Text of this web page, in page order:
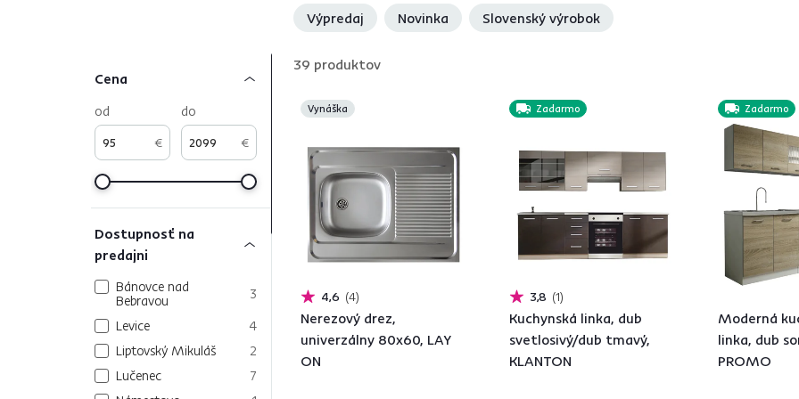
Výpredaj Novinka Slovenský výrobok
Cena
€
od
€
do
Dostupnosť na
predajni
Bánovce nad
Bebravou
3
Levice
4
Liptovský Mikuláš
2
Lučenec
7
39 produktov
Vynáška
4,6 4
Nerezový drez,
univerzálny 80x60, LAY
ON
Zadarmo
3,8 1
Kuchynská linka, dub
svetlosivý/dub tmavý,
KLANTON
Zadarmo
Moderná
linka, dub
PROMO